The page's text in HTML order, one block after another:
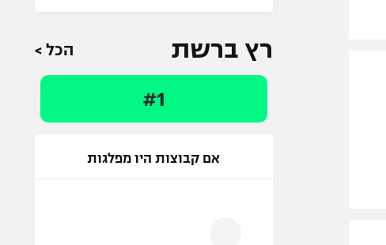
רץ ברשת הכל >
#1
אם קבוצות היו מפלגות